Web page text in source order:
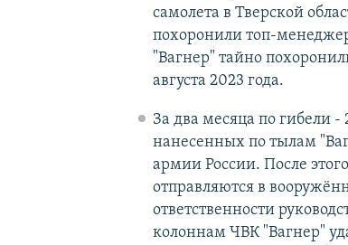
самолета в Тверской
похоронили топ-
"Вагнер" тайно
августа 2023 года.
За два месяца по гибели
нанесенных по тылам
армии России. После
отправляются в
ответственности
колоннам ЧВК "Вагнер"